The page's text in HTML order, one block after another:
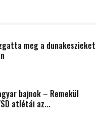
meg a dunakeszieket
bajnok – Remekül
atlétái az...